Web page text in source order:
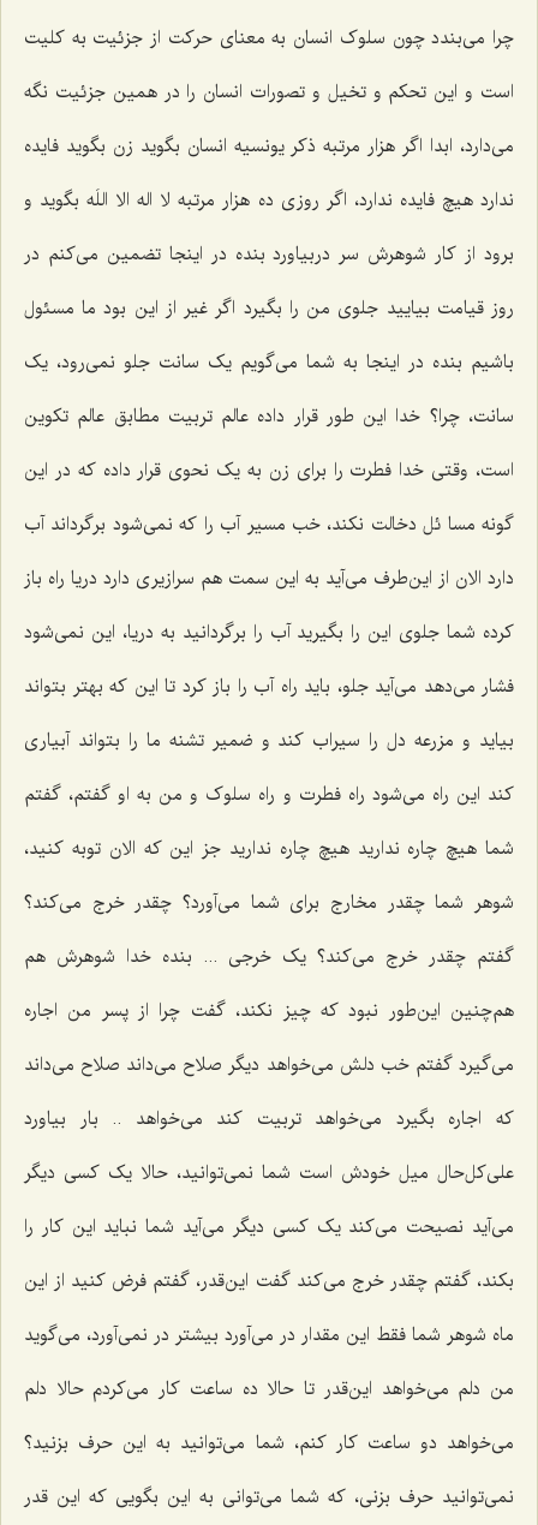
چرا می‌بندد چون سلوک انسان به معنای حرکت از جزئیت به کلیت
است و این تحکم و تخیل و تصورات انسان را در همین جزئیت نگه
می‌دارد، ابدا اگر هزار مرتبه ذکر یونسیه انسان بگوید زن بگوید فایده
ندارد هیچ فایده ندارد، اگر روزی ده هزار مرتبه لا اله الا اللَه بگوید و
برود از کار شوهرش سر دربیاورد بنده در اینجا تضمین می‌کنم در
روز قیامت بیایید جلوی من را بگیرد اگر غیر از این بود ما مسئول
باشیم بنده در اینجا به شما می‌گویم یک سانت جلو نمی‌رود، یک
سانت، چرا؟ خدا این طور قرار داده عالم تربیت مطابق عالم تکوین
است، وقتی خدا فطرت را برای زن به یک نحوی قرار داده که در این
گونه مسا ئل دخالت نکند، خب مسیر آب را که نمی‌شود برگرداند آب
دارد الان از این‌طرف می‌آید به این سمت هم سرازیری دارد دریا راه باز
کرده شما جلوی این را بگیرید آب را برگردانید به دریا، این نمی‌شود
فشار می‌دهد می‌آید جلو، باید راه آب را باز کرد تا این که بهتر بتواند
بیاید و مزرعه دل را سیراب کند و ضمیر تشنه ما را بتواند آبیاری
کند این راه می‌شود راه فطرت و راه سلوک و من به او گفتم، گفتم
شما هیچ چاره ندارید هیچ چاره ندارید جز این که الان توبه کنید،
شوهر شما چقدر مخارج برای شما می‌آورد؟ چقدر خرج می‌کند؟
گفتم چقدر خرج می‌کند؟ یک خرجی ... بنده خدا شوهرش هم
هم‌چنین این‌طور نبود که چیز نکند، گفت چرا از پسر من اجاره
می‌گیرد گفتم خب دلش می‌خواهد دیگر صلاح می‌داند صلاح می‌داند
که اجاره بگیرد می‌خواهد تربیت کند می‌خواهد .. بار بیاورد
علی‌کل‌حال میل خودش است شما نمی‌توانید، حالا یک کسی دیگر
می‌آید نصیحت می‌کند یک کسی دیگر می‌آید شما نباید این کار را
بکند، گفتم چقدر خرج می‌کند گفت این‌قدر، گفتم فرض کنید از این
ماه شوهر شما فقط این مقدار در می‌آورد بیشتر در نمی‌آورد، می‌گوید
من دلم می‌خواهد این‌قدر تا حالا ده ساعت کار می‌کردم حالا دلم
می‌خواهد دو ساعت کار کنم، شما می‌توانید به این حرف بزنید؟
نمی‌توانید حرف بزنی، که شما می‌توانی به این بگویی که این قدر